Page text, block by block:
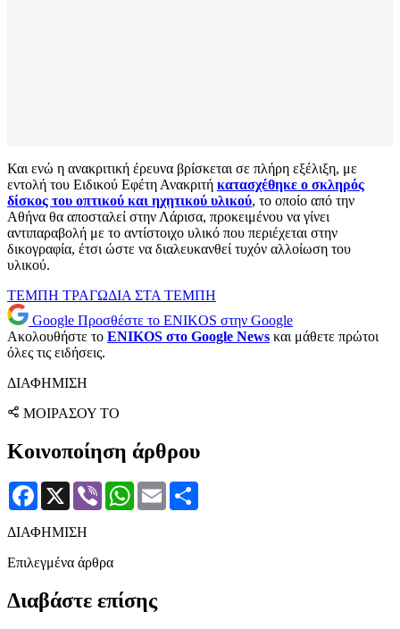
Και ενώ η ανακριτική έρευνα βρίσκεται σε πλήρη εξέλιξη, με
εντολή του Ειδικού Εφέτη Ανακριτή κατασχέθηκε ο σκληρός
δίσκος του οπτικού και ηχητικού υλικού, το οποίο από την
Αθήνα θα αποσταλεί στην Λάρισα, προκειμένου να γίνει
αντιπαραβολή με το αντίστοιχο υλικό που περιέχεται στην
δικογραφία, έτσι ώστε να διαλευκανθεί τυχόν αλλοίωση του
υλικού.
ΤΕΜΠΗ ΤΡΑΓΩΔΙΑ ΣΤΑ ΤΕΜΠΗ
Google Προσθέστε το ENIKOS στην Google
Ακολουθήστε το ENIKOS στο Google News και μάθετε πρώτοι
όλες τις ειδήσεις.
ΔΙΑΦΗΜΙΣΗ
ΜΟΙΡΑΣΟΥ ΤΟ
Κοινοποίηση άρθρου
Facebook
X Viber WhatsApp
Email
ΔΙΑΦΗΜΙΣΗ
Επιλεγμένα άρθρα
Διαβάστε επίσης